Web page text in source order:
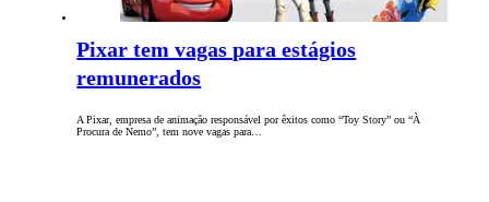
Pixar tem vagas para estágios
remunerados
A Pixar, empresa de animação responsável por êxitos como “Toy Story” ou “À
Procura de Nemo”, tem nove vagas para…